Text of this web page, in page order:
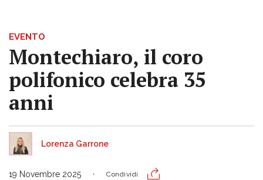
EVENTO
Montechiaro, il coro
polifonico celebra 35
anni
Lorenza Garrone
19 Novembre 2025 Condividi